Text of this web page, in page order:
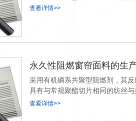
查看详情>>
永久性阻燃窗帘面料的生
采用有机磷系共聚型阻燃剂，其
具有与常规聚酯切片相同的纺丝
查看详情>>